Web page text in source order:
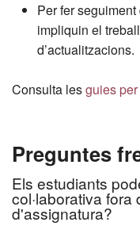
Per fer
impliquin el
d’actualitzacions.
Consulta lesguies
Preguntes
Els estudiants
col·laborativa fora
d'assignatura?